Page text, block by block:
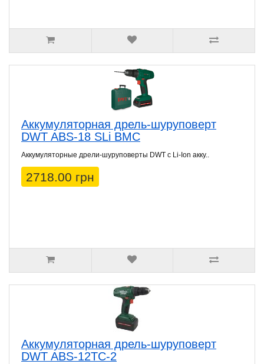
Аккумуляторная дрель-шуруповерт
DWT ABS-18 SLi BMC
Аккумуляторные дрели-шуруповерты DWT с Li-Ion акку..
2718.00 грн
Аккумуляторная дрель-шуруповерт
DWT ABS-12TC-2